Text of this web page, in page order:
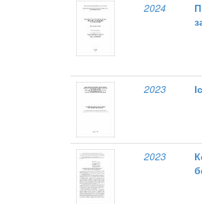
2024
2023
2023